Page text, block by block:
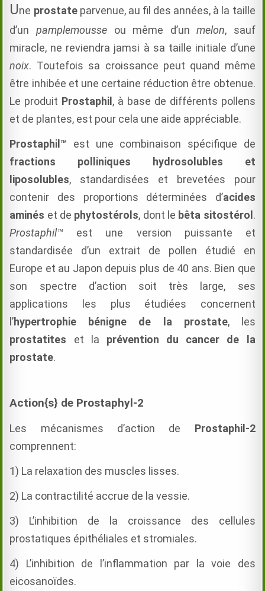
Une prostateparvenue, au fil des années, à la taille
d’un pamplemousse ou même d’unmelon, sauf
miracle, ne reviendra jamsi à sa taille initiale d’une
noix. Toutefois sa croissance peut quand même
être inhibée et une certaine réduction être obtenue.
Le produit Prostaphil , à base de différents pollens
et de plantes, est pour cela une aide appréciable.
Prostaphil™ est une combinaison spécifique de
fractions polliniques hydrosolubles et
liposolubles, standardisées et brevetées pour
contenir des proportions déterminées d’acides
aminés et de phytostérols, dont le bêta sitostérol .
Prostaphil™ est une version puissante et
standardisée d’un extrait de pollen étudié en
Europe et au Japon depuis plus de 40 ans. Bien que
son spectre d’action soit très large, ses
applications les plus étudiées concernent
l’hypertrophie bénigne de la prostate, les
prostatites et la prévention du cancer de la
prostate.
Action{s} de Prostaphyl-2
Les mécanismes d’action de Prostaphil-2
comprennent:
1) La relaxation des muscles lisses.
2) La contractilité accrue de la vessie.
3) L’inhibition de la croissance des cellules
prostatiques épithéliales et stromiales.
4) L’inhibition de l’inflammation par la voie des
eicosanoïdes.